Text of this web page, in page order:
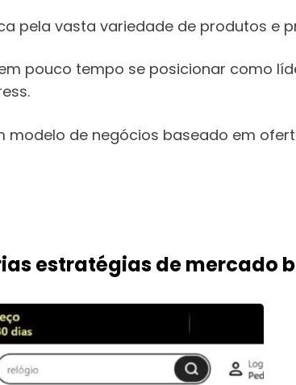
pela vasta variedade de produtos e
pouco tempo se posicionar como
de negócios baseado em
estratégias de mercado